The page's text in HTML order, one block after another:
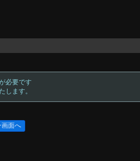
必要です
します。
画面へ